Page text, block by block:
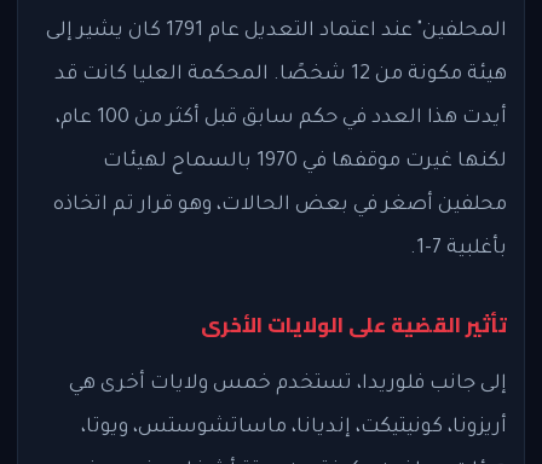
المحلفين" عند اعتماد التعديل عام 1791 كان يشير إلى
هيئة مكونة من 12 شخصًا. المحكمة العليا كانت قد
أيدت هذا العدد في حكم سابق قبل أكثر من 100 عام،
لكنها غيرت موقفها في 1970 بالسماح لهيئات
محلفين أصغر في بعض الحالات، وهو قرار تم اتخاذه
بأغلبية 7-1.
تأثير القضية على الولايات الأخرى
إلى جانب فلوريدا، تستخدم خمس ولايات أخرى هي
أريزونا، كونيتيكت، إنديانا، ماساتشوستس، ويوتا،